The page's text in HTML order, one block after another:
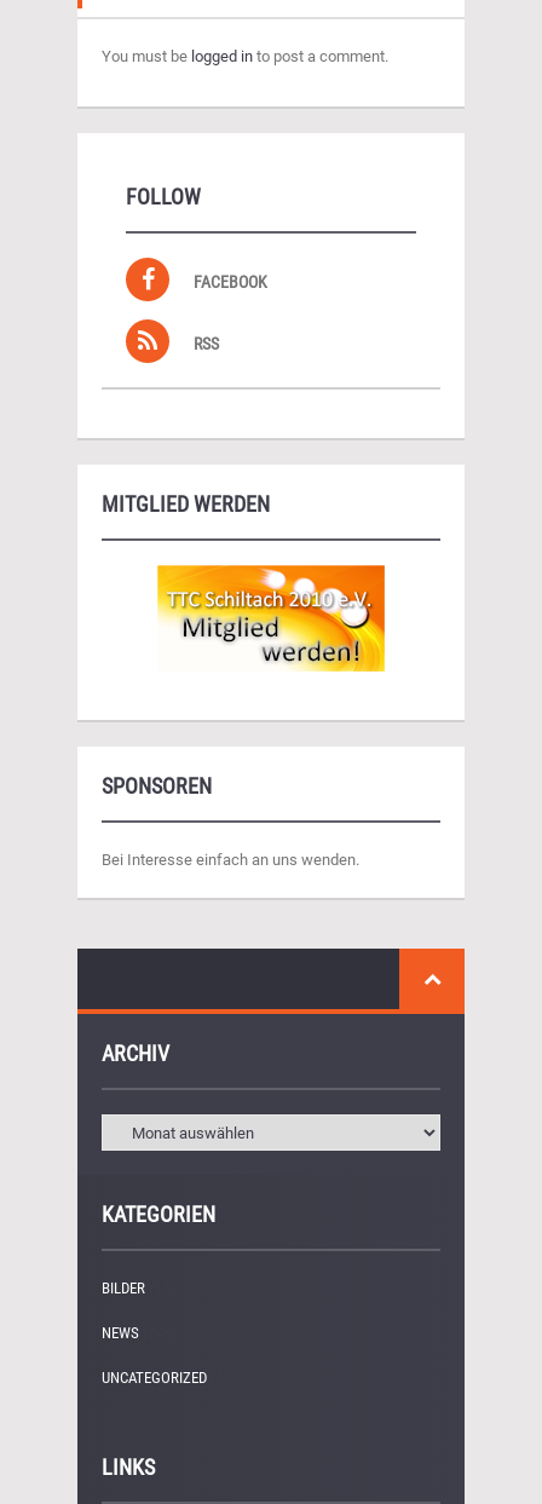
You must be logged in to post a comment.
FOLLOW
FACEBOOK
RSS
MITGLIED WERDEN
SPONSOREN
Bei Interesse einfach an uns wenden.
ARCHIV
KATEGORIEN
BILDER
NEWS
UNCATEGORIZED
LINKS